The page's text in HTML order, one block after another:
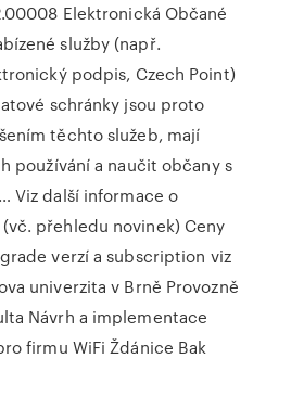
Elektronická Občané
služby (např.
podpis, Czech Point)
schránky jsou proto
těchto služeb, mají
používání a naučit občany s
Viz další informace o
přehledu novinek) Ceny
verzí a subscription viz
univerzita v Brně Provozně
Návrh a implementace
firmu WiFi Ždánice Bak